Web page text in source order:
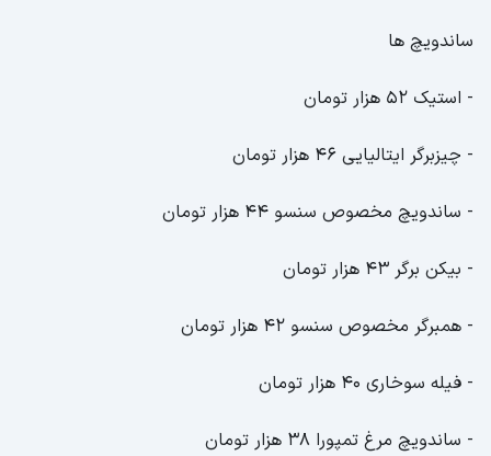
ساندویچ ها
- استیک 52 هزار تومان
- چیزبرگر ایتالیایی 46 هزار تومان
- ساندویچ مخصوص سنسو 44 هزار تومان
- بیکن برگر 43 هزار تومان
- همبرگر مخصوص سنسو 42 هزار تومان
- فیله سوخاری 40 هزار تومان
- ساندویچ مرغ تمپورا 38 هزار تومان